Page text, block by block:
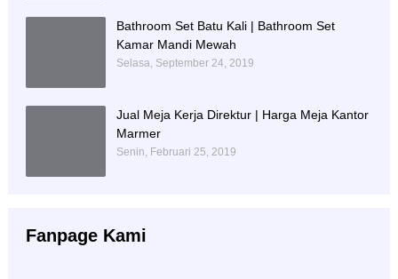
Bathroom Set Batu Kali | Bathroom Set
Kamar Mandi Mewah
Selasa, September 24, 2019
Jual Meja Kerja Direktur | Harga Meja Kantor
Marmer
Senin, Februari 25, 2019
Fanpage Kami